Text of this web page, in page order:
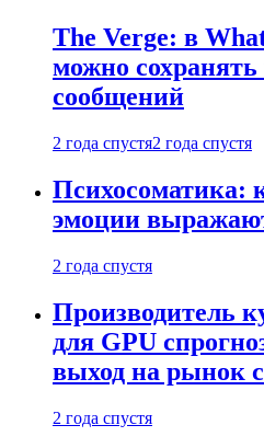
The Verge: в
можно
сообщений
2 года спустя2 года спустя
Психосоматика:
эмоции
2 года спустя
Производитель
для GPU
выход на рынок
2 года спустя